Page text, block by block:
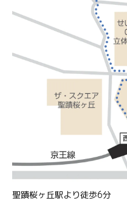
聖蹟桜ヶ丘駅より徒歩6分